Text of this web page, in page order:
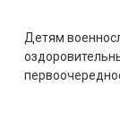
Детям